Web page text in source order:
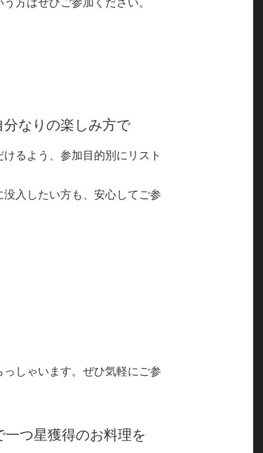
分なりの楽しみ方で
るよう、参加目的別にリスト
入したい方も、安心してご参
しゃいます。ぜひ気軽にご参
一つ星獲得のお料理を